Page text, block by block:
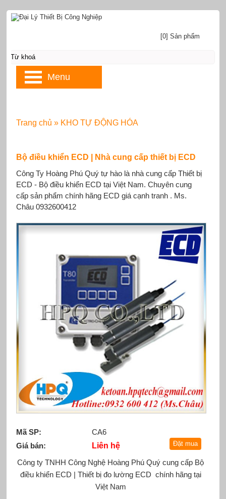
Bộ điều khiển ECD | Nhà cung cấp thiết bị ECD
Công Ty Hoàng Phú Quý tự hào là nhà cung cấp Thiết bị
ECD - Bộ điều khiển ECD tại Việt Nam. Chuyên cung
cấp sản phẩm chính hãng ECD giá cạnh tranh . Ms.
Châu 0932600412
Mã SP:
CA6
Giá bán:
Liên hệ
Công ty TNHH Công Nghệ Hoàng Phú Quý cung cấp Bộ
điều khiển ECD | Thiết bị đo lườngECD chính hãng tại
Việt Nam
Trang chủ » KHO TỰ ĐỘNG HÓA
[0] Sản phẩm
Menu